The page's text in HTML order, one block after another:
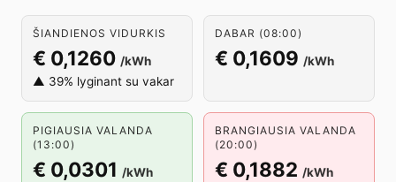
ŠIANDIENOS VIDURKIS
€ 0,1260 /kWh
▲ 39% lyginant su vakar
DABAR (08:00)
€ 0,1609 /kWh
PIGIAUSIA VALANDA
(13:00)
€ 0,0301 /kWh
BRANGIAUSIA VALANDA
(20:00)
€ 0,1882 /kWh